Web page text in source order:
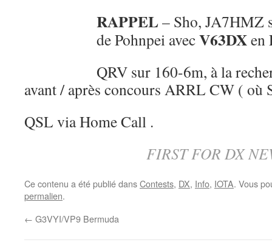
RAPPEL– Sho, JA7HMZ
de Pohnpei avecV63DXen
QRV sur 160-6m, à la
avant / après concours ARRL CW ( où
QSL via Home Call .
FIRST FOR DX
Ce contenu a été publié dansContests, DX, Info, IOTA. Vous
permalien.
← G3VYI/VP9 Bermuda